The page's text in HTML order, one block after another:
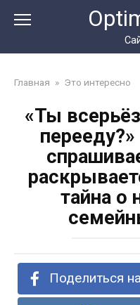
Главная » Это интересно
«Ты
тайна о
Поделиться